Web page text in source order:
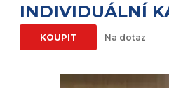
INDIVIDUÁLNÍ
KOUPIT Na dotaz